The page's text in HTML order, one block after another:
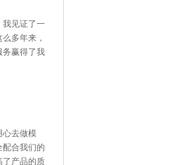
我见证了一
多年来，
务赢得了我
心去做模
合我们的
了产品的质